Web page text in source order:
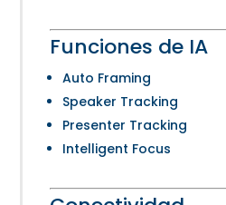
Funciones de IA
Auto Framing
Speaker Tracking
Presenter Tracking
Intelligent Focus